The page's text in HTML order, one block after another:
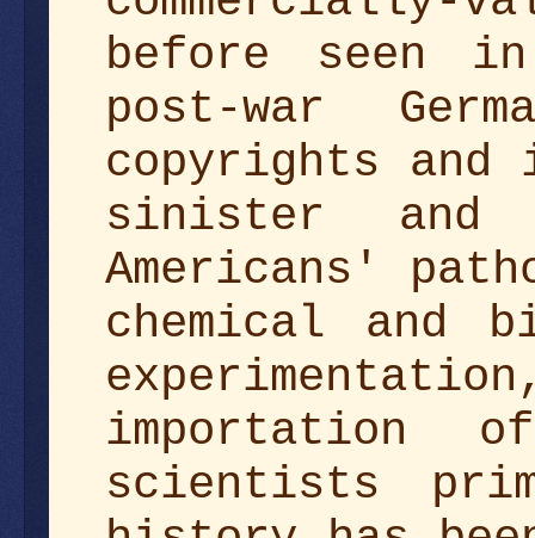
before seen
post-war
copyrights and
sinister and
Americans'
chemical and
importation
scientists